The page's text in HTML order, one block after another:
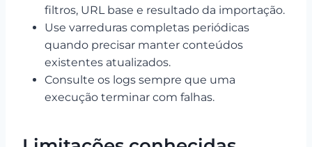
filtros, URL base e resultado da importação.
Use varreduras completas periódicas
quando precisar manter conteúdos
existentes atualizados.
Consulte os logs sempre que uma
execução terminar com falhas.